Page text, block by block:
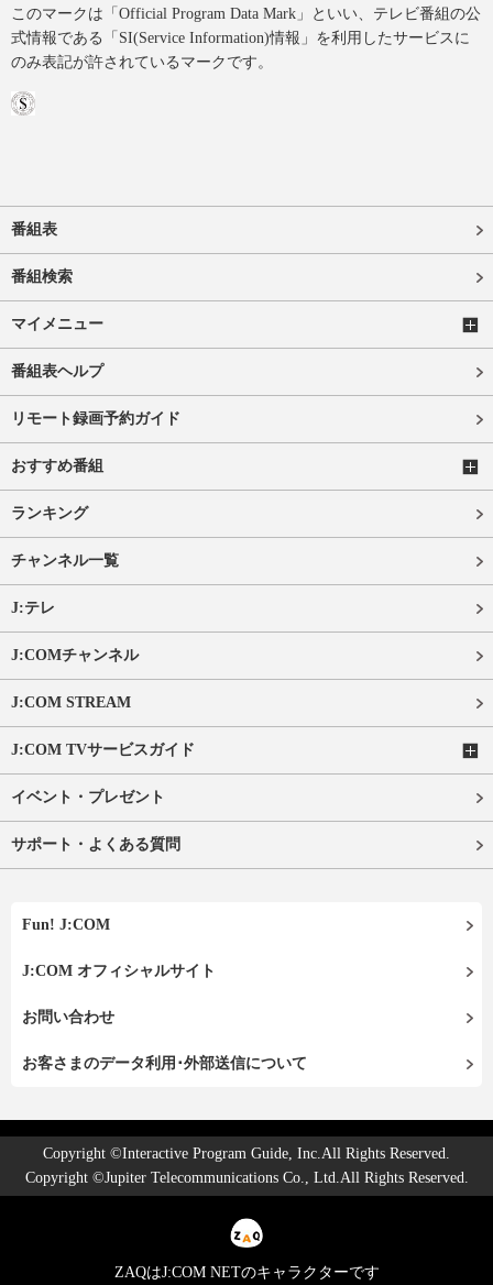
このマークは「Official Program Data Mark」といい、テレビ番組の公
式情報である「SI(Service Information)情報」を利用したサービスに
のみ表記が許されているマークです。
番組表
番組検索
マイメニュー
番組表ヘルプ
リモート録画予約ガイド
おすすめ番組
ランキング
チャンネル一覧
J:テレ
J:COMチャンネル
J:COM STREAM
J:COM TVサービスガイド
イベント・プレゼント
サポート・よくある質問
Fun! J:COM
J:COM オフィシャルサイト
お問い合わせ
お客さまのデータ利用･外部送信について
Copyright ©Interactive Program Guide, Inc.All Rights Reserved.
Copyright ©Jupiter Telecommunications Co., Ltd.All Rights Reserved.
ZAQはJ:COM NETのキャラクターです